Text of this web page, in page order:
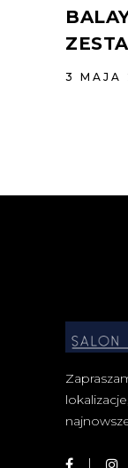
3 MAJA